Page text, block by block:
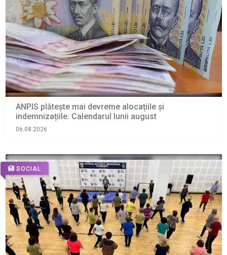
ANPIS plătește mai devreme alocațiile și
indemnizațiile. Calendarul lunii august
06.08.2026
SOCIAL